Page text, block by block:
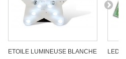
ETOILE LUMINEUSE BLANCHE LEDS